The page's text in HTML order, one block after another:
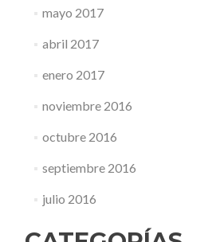
mayo 2017
abril 2017
enero 2017
noviembre 2016
octubre 2016
septiembre 2016
julio 2016